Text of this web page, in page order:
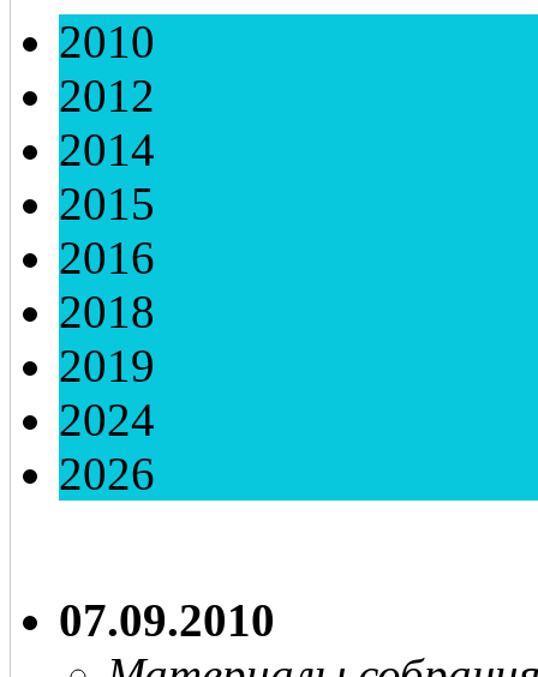
2010
2012
2014
2015
2016
2018
2019
2024
2026
07.09.2010